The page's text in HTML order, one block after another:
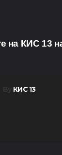
на КИС 13
КИС 13